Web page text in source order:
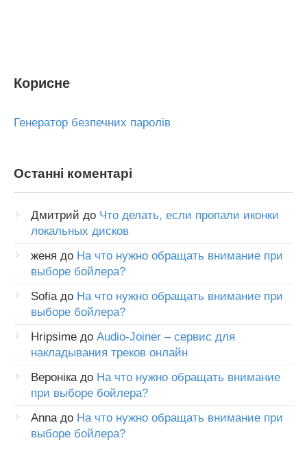
Корисне
Генератор безпечних паролів
Останні коментарі
Дмитрий до Что делать, если пропали иконки
локальных дисков
женя до На что нужно обращать внимание при
выборе бойлера?
Sofiaдо На что нужно обращать внимание при
выборе бойлера?
Hripsime до Audio-Joiner – сервис для
накладывания треков онлайн
Веронікадо На что нужно обращать внимание
при выборе бойлера?
Annaдо На что нужно обращать внимание при
выборе бойлера?